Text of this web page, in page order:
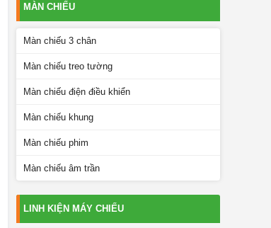
MÀN CHIẾU
Màn chiếu 3 chân
Màn chiếu treo tường
Màn chiếu điện điều khiển
Màn chiếu khung
Màn chiếu phim
Màn chiếu âm trần
LINH KIỆN MÁY CHIẾU